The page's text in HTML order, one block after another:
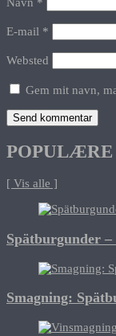
E-mail *
Websted
Gem mit navn,
[ Vis alle ]
Spätburgunder
Smagning: